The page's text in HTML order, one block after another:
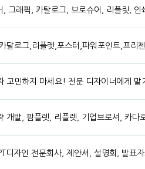
, 그래픽, 카탈로그, 브로슈어, 리플릿, 인
달로그,리플렛,포스터,파워포인트,프리
고민하지 마세요! 전문 디자이너에게 맡
개발, 팜플렛, 리플렛, 기업브로셔, 카다
디자인 전문회사, 제안서, 설명회, 발표